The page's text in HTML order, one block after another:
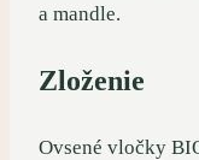
a mandle.
Zloženie
Ovsené vločky